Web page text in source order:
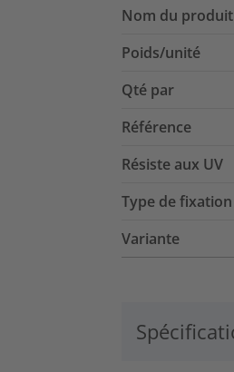
Nom du produit
Poids/unité
Qté par
Référence
Résiste aux UV
Type de fixation
Variante